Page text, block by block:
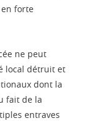
forte
ne peut
local détruit et
dont la
fait de la
entraves